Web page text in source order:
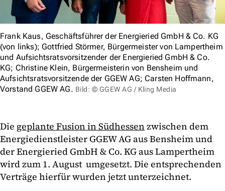
Frank Kaus, Geschäftsführer der Energieried GmbH & Co. KG
(von links); Gottfried Störmer, Bürgermeister von Lampertheim
und Aufsichtsratsvorsitzender der Energieried GmbH & Co.
KG; Christine Klein, Bürgermeisterin von Bensheim und
Aufsichtsratsvorsitzende der GGEW AG; Carsten Hoffmann,
Vorstand GGEW AG. Bild: © GGEW AG / Kling Media
Die geplante Fusion in Südhessen zwischen dem
Energiedienstleister GGEW AG aus Bensheim und
der Energieried GmbH & Co. KG aus Lampertheim
wird zum 1. August umgesetzt. Die entsprechenden
Verträge hierfür wurden jetzt unterzeichnet.